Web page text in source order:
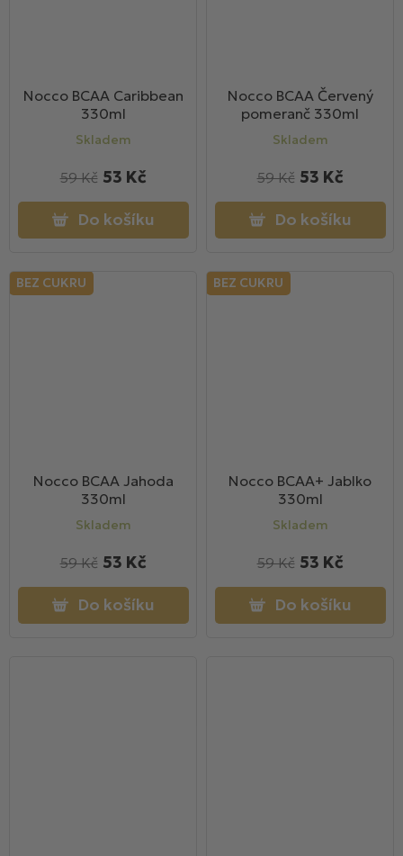
Nocco BCAA Caribbean
330ml
Skladem
53 Kč
59 Kč
Do košíku
Nocco BCAA Červený
pomeranč 330ml
Skladem
53 Kč
59 Kč
Do košíku
BEZ CUKRU
Nocco BCAA Jahoda
330ml
Skladem
53 Kč
59 Kč
Do košíku
BEZ CUKRU
Nocco BCAA+ Jablko
330ml
Skladem
53 Kč
59 Kč
Do košíku